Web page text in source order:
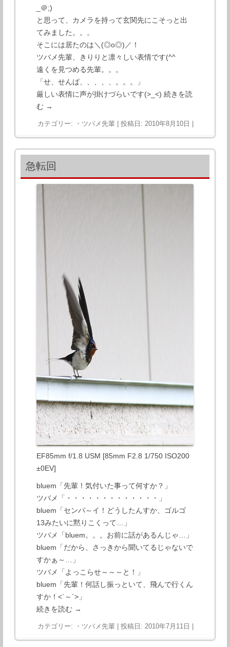
_＠;)
と思って、カメラを持って玄関先にこそっと出
てみました。。。
そこには居たのは＼(◎o◎)／！
ツバメ先輩、きりりと凛々しい表情です(^^
遠くを見つめる先輩。。。
「せ、せんぱ、、、、、。。。」
厳しい表情に声が掛けづらいです(>_<) 続きを読
む →
カテゴリー: ・ツバメ先輩 | 投稿日: 2010年8月10日
急転回
EF85mm f/1.8 USM [85mm F2.8 1/750 ISO200
±0EV]
bluem「先輩！気付いた事って何すか？」
ツバメ「・・・・・・・・・・・・・」
bluem「センパ～イ！どうしたんすか、ゴルゴ
13みたいに黙りこくって…」
ツバメ「bluem。。。お前に話があるんじゃ…」
bluem「だから、さっきから聞いてるじゃないで
すかぁ～…」
ツバメ「よっこらせ～～～と！」
bluem「先輩！何話し振っといて、飛んで行くん
すか！<`～´>」
続きを読む →
カテゴリー: ・ツバメ先輩 | 投稿日: 2010年7月11日